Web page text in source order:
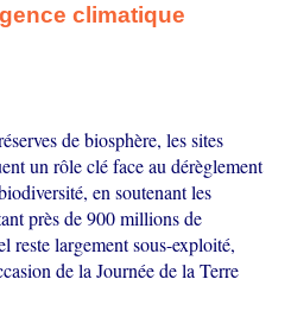
climatique
de biosphère, les sites
un rôle clé face au dérèglement
en soutenant les
près de 900 millions de
reste largement sous-exploité,
de la Journée de la Terre